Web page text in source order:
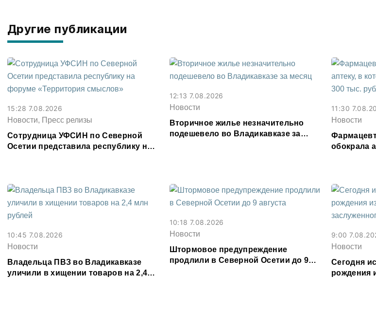
Другие публикации
15:28 7.08.2026
Новости, Пресс релизы
Сотрудница УФСИН по Северной
Осетии представила республику на
12:13 7.08.2026
Новости
Вторичное жилье незначительно
подешевело во Владикавказе за
11:30
Новости
обокрала
10:45 7.08.2026
Новости
Владельца ПВЗ во Владикавказе
уличили в хищении товаров на 2,4
10:18 7.08.2026
Новости
Штормовое предупреждение
продлили в Северной Осетии до 9
9:00
Новости
Сегодня
рождения